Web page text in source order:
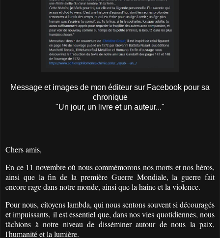
Message et images de mon éditeur sur Facebook pour sa
chronique
"Un jour, un livre et un auteur..."
Chers amis,
En ce 11 novembre où nous commémorons nos morts et nos héros,
ainsi que la fin de la première Guerre Mondiale, la guerre fait
encore rage dans notre monde, ainsi que la haine et la violence.
Pour nous, citoyens lambda, qui nous sentons souvent si découragés
et impuissants, il est essentiel que, dans nos vies quotidiennes, nous
tâchions à notre niveau de disséminer autour de nous la paix,
l'humanité et la lumière.